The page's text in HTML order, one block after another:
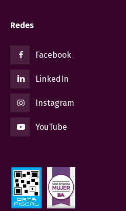
Redes
Facebook
LinkedIn
Instagram
YouTube